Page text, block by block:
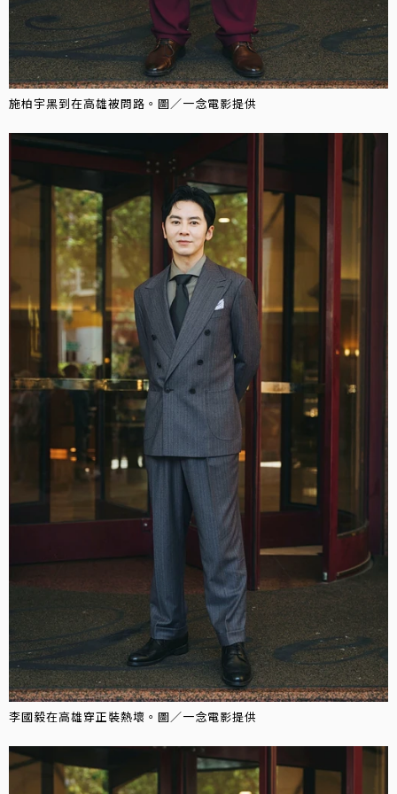
施柏宇黑到在高雄被問路。圖／一念電影提供
李國毅在高雄穿正裝熱壞。圖／一念電影提供